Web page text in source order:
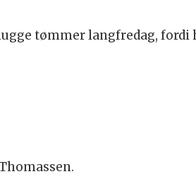
tømmer langfredag, fordi